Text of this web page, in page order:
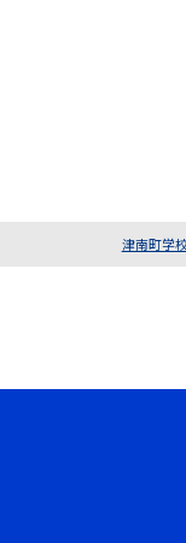
津南町学